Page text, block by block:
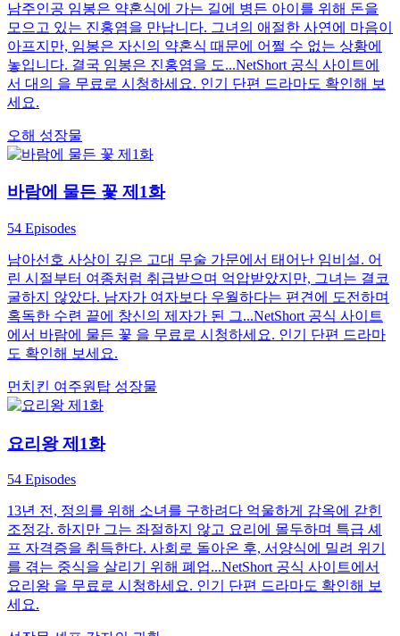
남주인공 임봉은 약혼식에 가는 길에 병든 아이를 위해 돈을
모으고 있는 진홍염을 만납니다. 그녀의 애절한 사연에 마음이
아프지만, 임봉은 자신의 약혼식 때문에 어쩔 수 없는 상황에
놓입니다. 결국 임봉은 진홍염을 도...NetShort 공식 사이트에
서 대의 을 무료로 시청하세요. 인기 단편 드라마도 확인해 보
세요.
오해 성장물
바람에 물든 꽃 제1화
54 Episodes
남아선호 사상이 깊은 고대 무술 가문에서 태어난 임비설. 어
린 시절부터 여종처럼 취급받으며 억압받았지만, 그녀는 결코
굴하지 않았다. 남자가 여자보다 우월하다는 편견에 도전하며
혹독한 수련 끝에 창신의 제자가 된 그...NetShort 공식 사이트
에서 바람에 물든 꽃 을 무료로 시청하세요. 인기 단편 드라마
도 확인해 보세요.
먼치킨 여주원탑 성장물
요리왕 제1화
54 Episodes
13년 전, 정의를 위해 소녀를 구하려다 억울하게 감옥에 갇힌
조정강. 하지만 그는 좌절하지 않고 요리에 몰두하며 특급 셰
프 자격증을 취득한다. 사회로 돌아온 후, 서양식에 밀려 위기
를 겪는 중식을 살리기 위해 폐업...NetShort 공식 사이트에서
요리왕 을 무료로 시청하세요. 인기 단편 드라마도 확인해 보
세요.